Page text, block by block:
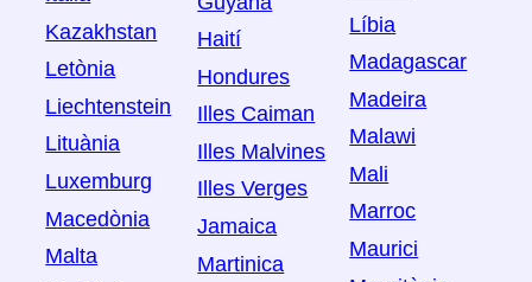
Kazakhstan
Letònia
Liechtenstein
Lituània
Luxemburg
Macedònia
Malta
Haití
Hondures
Illes Caiman
Illes Malvines
Illes Verges
Jamaica
Martinica
Líbia
Madagascar
Madeira
Malawi
Mali
Marroc
Maurici